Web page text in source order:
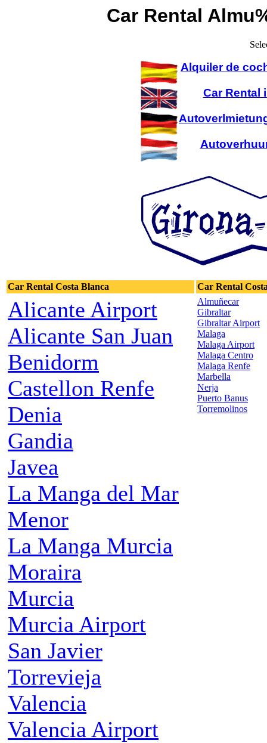
Car Rental
Alquiler de
Car Rental
Car Rental Costa Blanca Car Rental
Alicante Airport
Alicante San Juan
Benidorm
Castellon Renfe
Denia
Gandia
Javea
La Manga del Mar
Menor
La Manga Murcia
Moraira
Murcia
Murcia Airport
San Javier
Torrevieja
Valencia
Valencia Airport
Almuñecar
Gibraltar
Gibraltar Airport
Malaga
Malaga Airport
Malaga Centro
Malaga Renfe
Marbella
Nerja
Puerto Banus
Torremolinos